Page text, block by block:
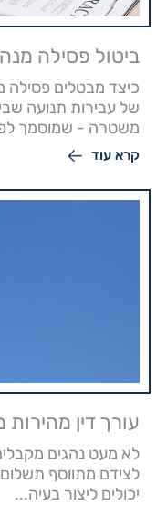
ביטול פסילה
כיצד מבטלים
של עבירות תנועה
משטרה - שמוסמך
קרא עוד
עורך דין
לא מעט נהגים
לצידם מתווסף
יכולים ליצור בעיה...